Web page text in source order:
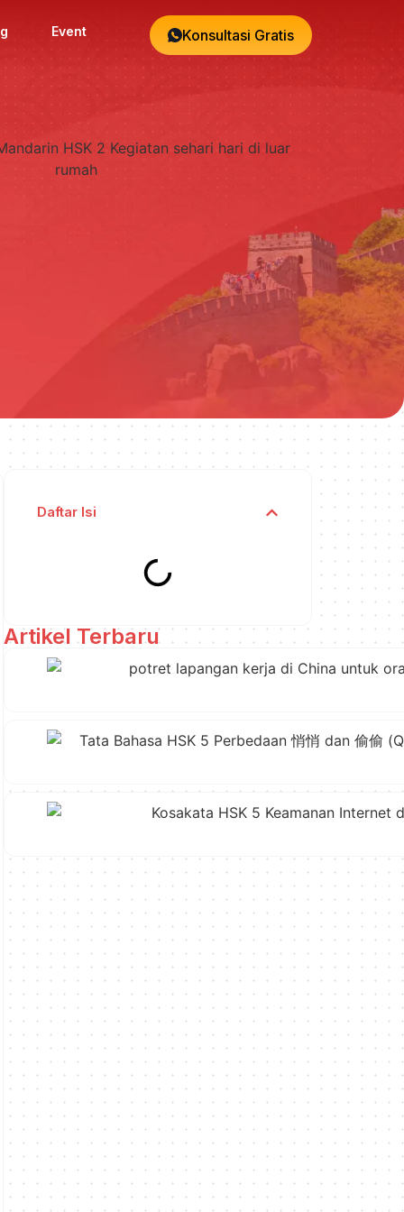
Event Konsultasi Gratis
Daftar Isi
Artikel Terbaru